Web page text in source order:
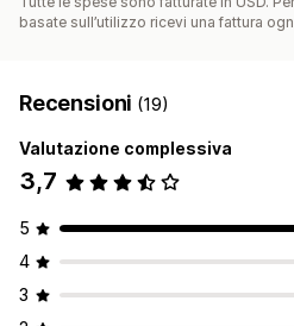
basate sull’utilizzo ricevi una fattura
Recensioni (19)
Valutazione complessiva
3,7
5
4
3